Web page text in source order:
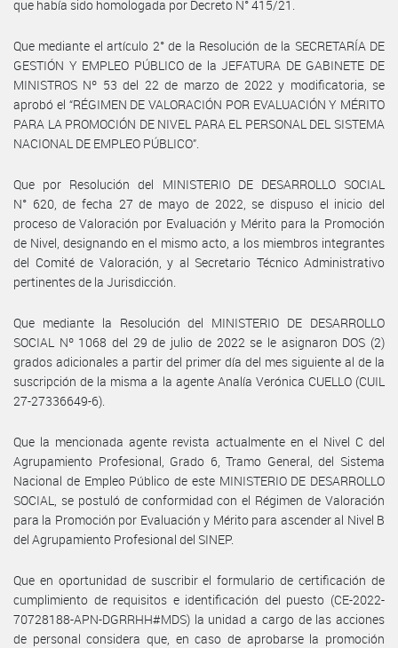
que había sido homologada por Decreto N° 415/21.
Que mediante el artículo 2° de la Resolución de la SECRETARÍA DE
GESTIÓN Y EMPLEO PÚBLICO de la JEFATURA DE GABINETE DE
MINISTROS Nº 53 del 22 de marzo de 2022 y modificatoria, se
aprobó el “RÉGIMEN DE VALORACIÓN POR EVALUACIÓN Y MÉRITO
PARA LA PROMOCIÓN DE NIVEL PARA EL PERSONAL DEL SISTEMA
NACIONAL DE EMPLEO PÚBLICO”.
Que por Resolución del MINISTERIO DE DESARROLLO SOCIAL
N° 620, de fecha 27 de mayo de 2022, se dispuso el inicio del
proceso de Valoración por Evaluación y Mérito para la Promoción
de Nivel, designando en el mismo acto, a los miembros integrantes
del Comité de Valoración, y al Secretario Técnico Administrativo
pertinentes de la Jurisdicción.
Que mediante la Resolución del MINISTERIO DE DESARROLLO
SOCIAL Nº 1068 del 29 de julio de 2022 se le asignaron DOS (2)
grados adicionales a partir del primer día del mes siguiente al de la
suscripción de la misma a la agente Analía Verónica CUELLO (CUIL
27-27336649-6).
Que la mencionada agente revista actualmente en el Nivel C del
Agrupamiento Profesional, Grado 6, Tramo General, del Sistema
Nacional de Empleo Público de este MINISTERIO DE DESARROLLO
SOCIAL, se postuló de conformidad con el Régimen de Valoración
para la Promoción por Evaluación y Mérito para ascender al Nivel B
del Agrupamiento Profesional del SINEP.
Que en oportunidad de suscribir el formulario de certificación de
cumplimiento de requisitos e identificación del puesto (CE-2022-
70728188-APN-DGRRHH#MDS) la unidad a cargo de las acciones
de personal considera que, en caso de aprobarse la promoción